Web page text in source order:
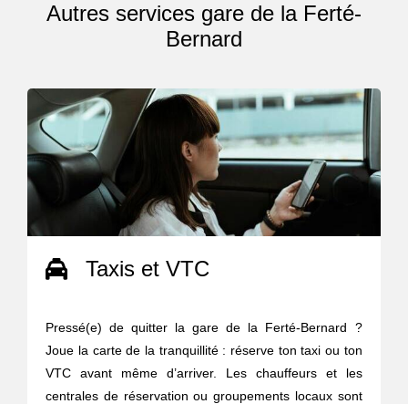
Autres services gare de la Ferté-
Bernard
Taxis et VTC
Pressé(e) de quitter la gare de la Ferté-Bernard ?
Joue la carte de la tranquillité : réserve ton taxi ou ton
VTC avant même d’arriver. Les chauffeurs et les
centrales de réservation ou groupements locaux sont